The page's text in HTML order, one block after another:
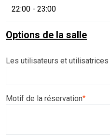
22:00 - 23:00
Options de la salle
Les utilisateurs et
Motif de la réservation*